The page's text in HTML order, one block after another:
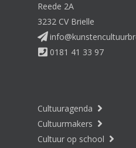
Reede 2A
3232 CV Brielle
0181 41 33 97
Cultuuragenda
Cultuurmakers
Cultuur op school